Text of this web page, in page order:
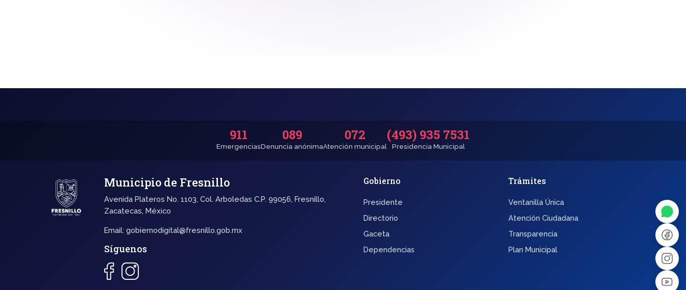
911
Emergencias
089
Denuncia anónima
072
Atención municipal
(493) 935 7531
Presidencia Municipal
Municipio de Fresnillo
Avenida Plateros No. 1103, Col. Arboledas C.P. 99056, Fresnillo,
Zacatecas, México
Email:gobiernodigital@fresnillo.gob.mx
Síguenos
Gobierno
Presidente
Directorio
Gaceta
Dependencias
Trámites
Ventanilla Única
Atención Ciudadana
Transparencia
Plan Municipal
↔
Dx